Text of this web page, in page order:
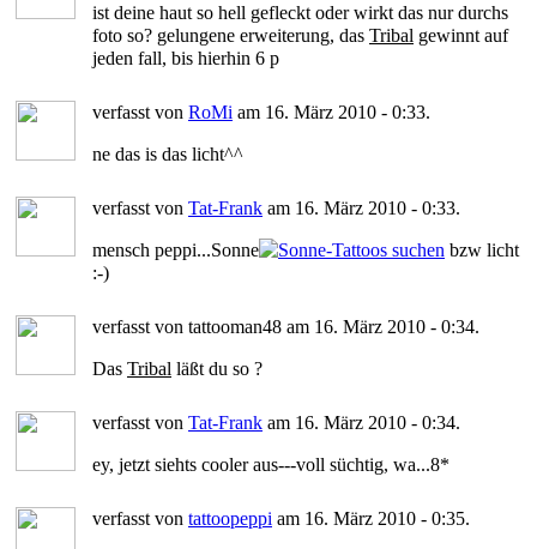
ist deine haut so hell gefleckt oder wirkt das nur durchs
foto so? gelungene erweiterung, das Tribal gewinnt auf
jeden fall, bis hierhin 6 p
verfasst von RoMi am 16. März 2010 - 0:33.
ne das is das licht^^
verfasst von Tat-Frank am 16. März 2010 - 0:33.
mensch peppi...Sonne
bzw licht
:-)
verfasst von tattooman48 am 16. März 2010 - 0:34.
Das Tribal läßt du so ?
verfasst von Tat-Frank am 16. März 2010 - 0:34.
ey, jetzt siehts cooler aus---voll süchtig, wa...8*
verfasst von tattoopeppi am 16. März 2010 - 0:35.